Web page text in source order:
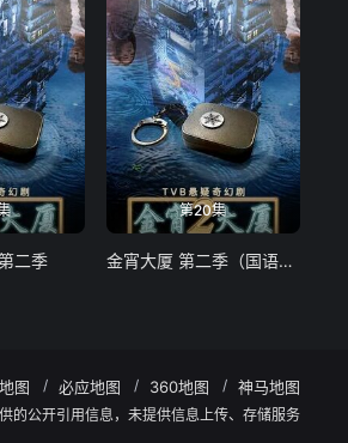
二季
第20集
金宵大厦 第二季（国语版）
图 必应地图 360地图 神马地图
的公开引用信息，未提供信息上传、存储服务